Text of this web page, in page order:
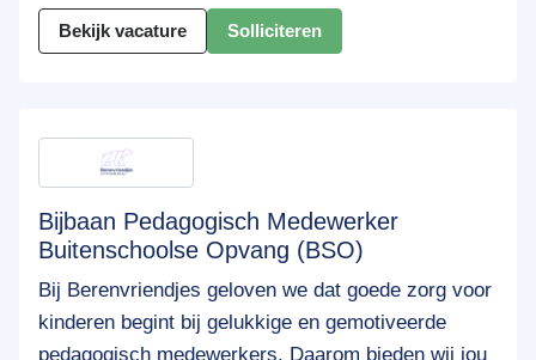
Bekijk vacature Solliciteren
Bijbaan Pedagogisch Medewerker
Buitenschoolse Opvang (BSO)
Bij Berenvriendjes geloven we dat goede zorg voor
kinderen begint bij gelukkige en gemotiveerde
pedagogisch medewerkers. Daarom bieden wij jou